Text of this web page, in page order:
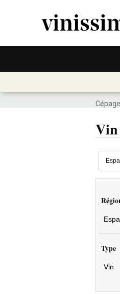
Vin
Type
Vin